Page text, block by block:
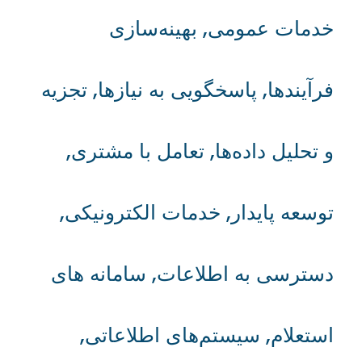
خدمات عمومی, بهینه‌سازی
فرآیندها, پاسخگویی به نیازها, تجزیه
و تحلیل داده‌ها, تعامل با مشتری,
توسعه پایدار , خدمات الکترونیکی,
دسترسی به اطلاعات, سامانه‌ های
استعلام, سیستم‌های اطلاعاتی,